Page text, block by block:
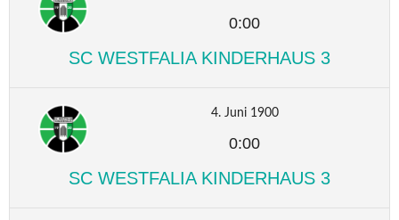
0:00
SC WESTFALIA KINDERHAUS 3
4. Juni 1900
0:00
SC WESTFALIA KINDERHAUS 3